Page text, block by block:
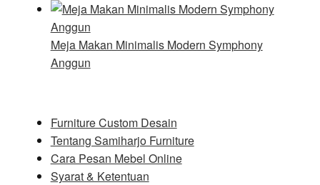
Meja Makan Minimalis Modern Symphony
Anggun
Furniture Custom Desain
Tentang Samiharjo Furniture
Cara Pesan Mebel Online
Syarat & Ketentuan